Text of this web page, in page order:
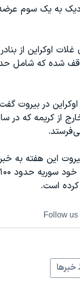
به یک سوم
اوکراین از
اوکراین در بیروت
این هفته به
است.
Follow us